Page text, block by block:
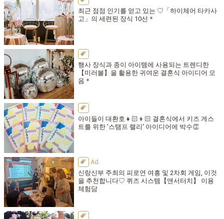
최근 점점 인기를 얻고 있는 ♡「하이체어 타카사
고」의 세련된 장식 10선＊
행사 장식과 종이 아이템에 사용되는 트렌디한
【미러볼】을 활용한 귀여운 결혼식 아이디어 모
음＊
아이들이 대환호👧🏻👦🏻 결혼식에서 키즈 게스
트를 위한 '스탬프 랠리' 아이디어에 박수👏
신랑신부 주최의 피로연 여흥 및 2차회 게임, 이것
을 추천합니다♡ 퀴즈 시스템【앤서터치】 이용
체험담